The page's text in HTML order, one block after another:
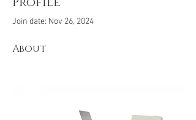
Join date: Nov 26, 2024
About